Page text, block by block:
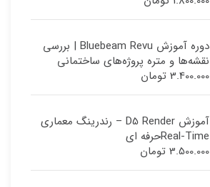
دوره آموزش Bluebeam Revu | بررسی
نقشه‌ها و متره پروژه‌های ساختمانی
3.400.000 تومان
آموزش D5 Render – رندرینگ معماری
Real-Timeحرفه ای
3.500.000 تومان